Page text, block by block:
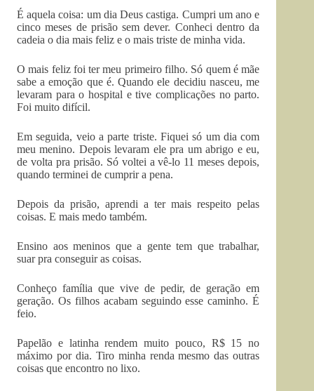
É aquela coisa: um dia Deus castiga. Cumpri um ano e
cinco meses de prisão sem dever. Conheci dentro da
cadeia o dia mais feliz e o mais triste de minha vida.
O mais feliz foi ter meu primeiro filho. Só quem é mãe
sabe a emoção que é. Quando ele decidiu nasceu, me
levaram para o hospital e tive complicações no parto.
Foi muito difícil.
Em seguida, veio a parte triste. Fiquei só um dia com
meu menino. Depois levaram ele pra um abrigo e eu,
de volta pra prisão. Só voltei a vê-lo 11 meses depois,
quando terminei de cumprir a pena.
Depois da prisão, aprendi a ter mais respeito pelas
coisas. E mais medo também.
Ensino aos meninos que a gente tem que trabalhar,
suar pra conseguir as coisas.
Conheço família que vive de pedir, de geração em
geração. Os filhos acabam seguindo esse caminho. É
feio.
Papelão e latinha rendem muito pouco, R$ 15 no
máximo por dia. Tiro minha renda mesmo das outras
coisas que encontro no lixo.